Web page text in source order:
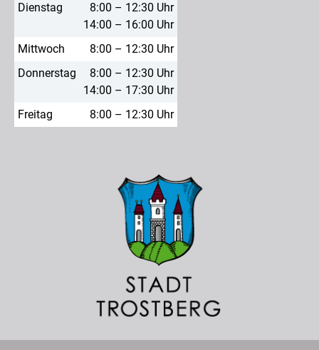
Dienstag
8:00 – 12:30 Uhr
14:00 – 16:00 Uhr
Mittwoch
8:00 – 12:30 Uhr
Donnerstag
8:00 – 12:30 Uhr
14:00 – 17:30 Uhr
Freitag
8:00 – 12:30 Uhr